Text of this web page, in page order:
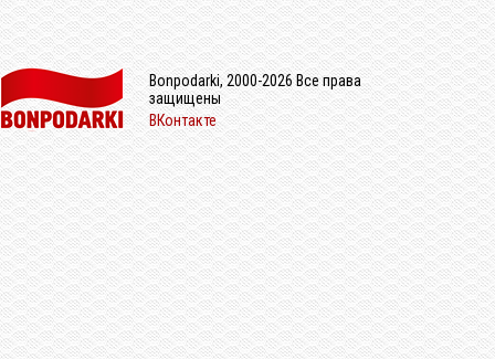
Bonpodarki, 2000-2026 Все права
защищены
ВКонтакте